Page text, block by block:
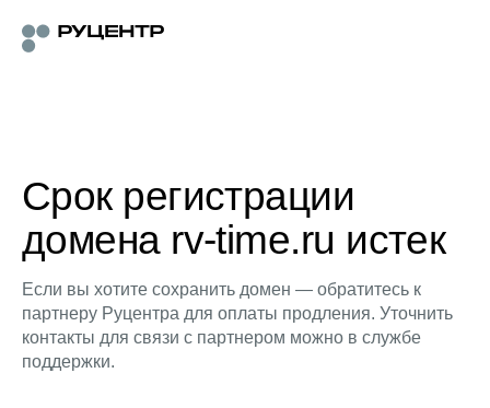
Срок регистрации
домена rv-time.ru истек
Если вы хотите сохранить домен — обратитесь к
партнеру Руцентра для оплаты продления. Уточнить
контакты для связи с партнером можно в службе
поддержки.